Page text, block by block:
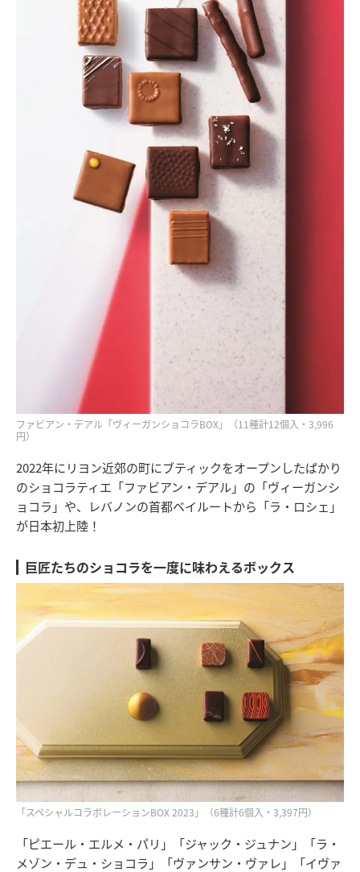
ファビアン・デアル「ヴィーガンショコラBOX」（11種計12個入・3,996
円）
2022年にリヨン近郊の町にブティックをオープンしたばかり
のショコラティエ「ファビアン・デアル」の「ヴィーガンシ
ョコラ」や、レバノンの首都ベイルートから「ラ・ロシェ」
が日本初上陸！
巨匠たちのショコラを一度に味わえるボックス
「スペシャルコラボレーションBOX 2023」（6種計6個入・3,397円）
「ピエール・エルメ・パリ」「ジャック・ジュナン」「ラ・
メゾン・デュ・ショコラ」「ヴァンサン・ヴァレ」「イヴァ